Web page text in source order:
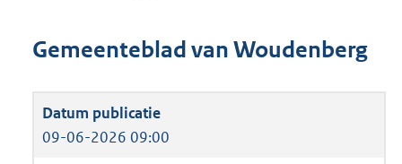
Gemeenteblad van Woudenberg
09-06-2026 09:00